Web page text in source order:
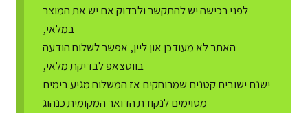
לפני רכישה יש להתקשר ולבדוק אם יש את המוצר
במלאי,
האתר לא מעודכן און ליין, אפשר לשלוח הודעה
בווטצאפ לבדיקת מלאי,
ישנם ישובים קטנים שמרוחקים אז המשלוח מגיע בימים
מסוימים לנקודת הדואר המקומית כנהוג